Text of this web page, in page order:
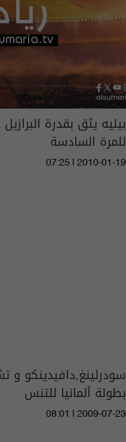
بيليه يثق بقدرة
للمرة السادسة
07:25 | 2010-01-19
بطولة ألمانيا للتنس
08:01 | 2009-07-23